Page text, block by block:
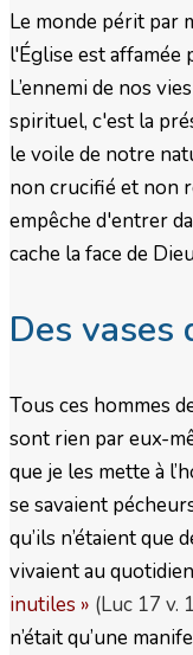
Le monde périt par
l'Église est affamée
L’ennemi de nos
spirituel, c'est la
le voile de notre
non crucifié et non
empêche d'entrer
cache la face de
Des vases
Tous ces hommes
sont rien par eux-
que je les mette à
se savaient
qu’ils n’étaient que
vivaient au
inutiles » (Luc 17 v.
n’était qu’une